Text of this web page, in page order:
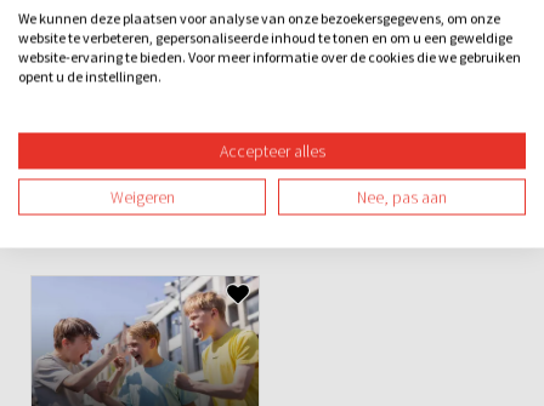
Categorieën
Buiten Spel
We kunnen deze plaatsen voor analyse van onze bezoekersgegevens, om onze
website te verbeteren, gepersonaliseerde inhoud te tonen en om u een geweldige
website-ervaring te bieden. Voor meer informatie over de cookies die we gebruiken
opent u de instellingen.
Accepteer alles
Weigeren Nee, pas aan